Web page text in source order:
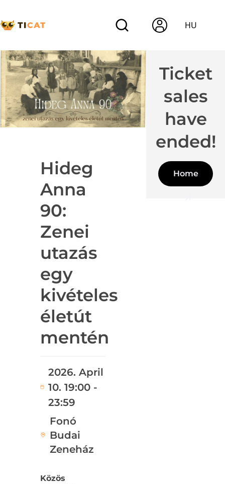
HU
Hideg
Anna
90:
Zenei
utazás
egy
kivételes
életút
mentén
2026. April
10. 19:00 -
23:59
Fonó
Budai
Zeneház
Ticket
sales
have
ended!
Home
Közös